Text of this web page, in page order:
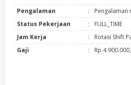
Pengalaman
:
Pengalaman
Status Pekerjaan
:
FULL_TIME
Jam Kerja
:
Rotasi Shift
Gaji
: Rp